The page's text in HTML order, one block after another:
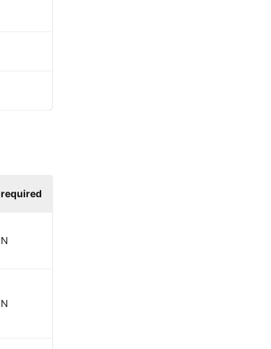
required
N
N